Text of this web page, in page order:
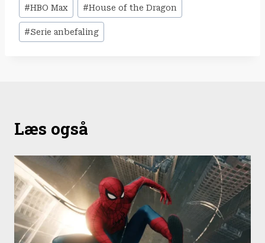
#HBO Max #House of the Dragon
#Serie anbefaling
Læs også